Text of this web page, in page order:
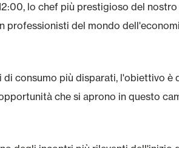
lo chef più prestigioso del
professionisti del mondo
consumo più disparati, l'obiettivo è
che si aprono in questo